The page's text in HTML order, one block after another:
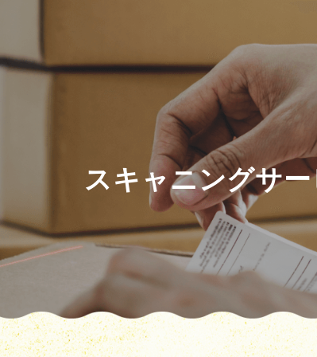
スキャニングサ